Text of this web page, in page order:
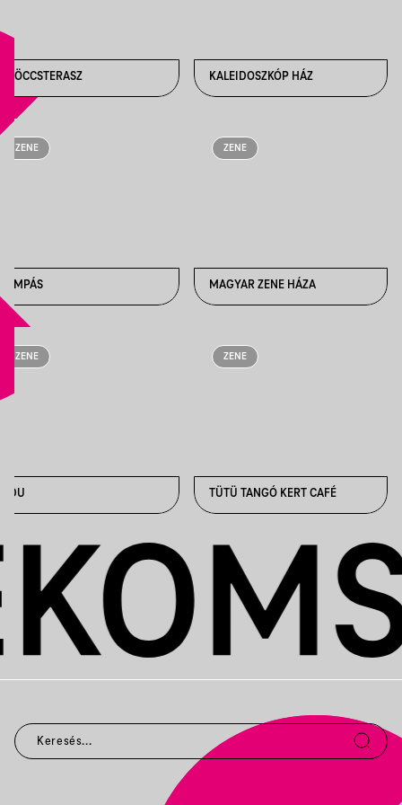
FRÖCCSTERASZ KALEIDOSZKÓP HÁZ
ZENE
LÁMPÁS
ZENE
MAGYAR ZENE HÁZA
ZENE
ODU
ZENE
TÜTÜ TANGÓ KERT CAFÉ